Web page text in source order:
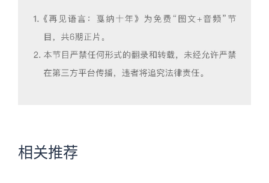
相关推荐